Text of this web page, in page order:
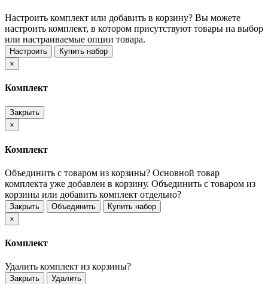
Настроить комплект или добавить в корзину? Вы можете
настроить комплект, в котором присутствуют товары на выбор
или настраиваемые опции товара.
Настроить
Купить набор
×
Комплект
Закрыть
×
Комплект
Объединить с товаром из корзины? Основной товар
комплекта уже добавлен в корзину. Объединить с товаром из
корзины или добавить комплект отдельно?
Закрыть Объединить
Купить набор
×
Комплект
Удалить комплект из корзины?
Закрыть Удалить